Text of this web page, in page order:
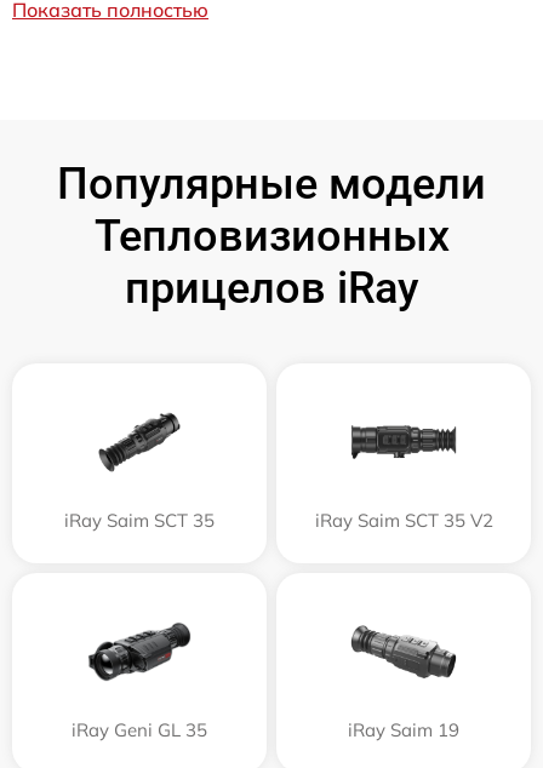
Показать полностью
Популярные модели
Тепловизионных
прицелов iRay
iRay Saim SCT 35 iRay Saim SCT 35 V2
iRay Geni GL 35 iRay Saim 19